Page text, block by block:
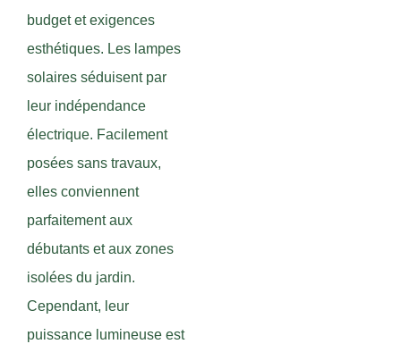
budget et exigences
esthétiques. Les lampes
solaires séduisent par
leur indépendance
électrique. Facilement
posées sans travaux,
elles conviennent
parfaitement aux
débutants et aux zones
isolées du jardin.
Cependant, leur
puissance lumineuse est